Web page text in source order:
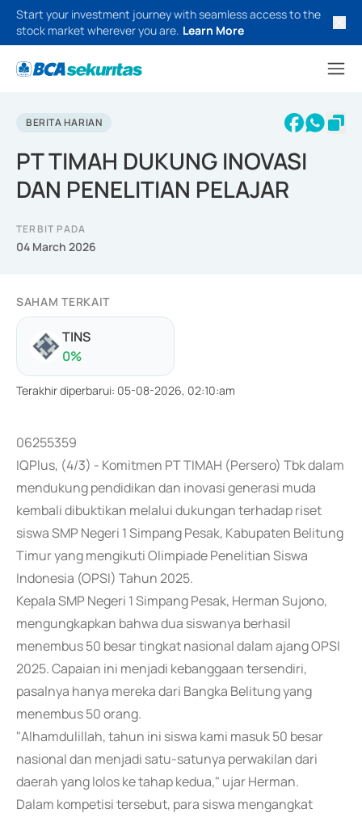
Start your investment journey with seamless access to the
stock market wherever you are. Learn More
BERITA HARIAN
PT TIMAH DUKUNG INOVASI
DAN PENELITIAN PELAJAR
TERBIT PADA
04 March 2026
SAHAM TERKAIT
TINS
0%
Terakhir diperbarui: 05-08-2026, 02:10:am
06255359
IQPlus, (4/3) - Komitmen PT TIMAH (Persero) Tbk dalam
mendukung pendidikan dan inovasi generasi muda
kembali dibuktikan melalui dukungan terhadap riset
siswa SMP Negeri 1 Simpang Pesak, Kabupaten Belitung
Timur yang mengikuti Olimpiade Penelitian Siswa
Indonesia (OPSI) Tahun 2025.
Kepala SMP Negeri 1 Simpang Pesak, Herman Sujono,
mengungkapkan bahwa dua siswanya berhasil
menembus 50 besar tingkat nasional dalam ajang OPSI
2025. Capaian ini menjadi kebanggaan tersendiri,
pasalnya hanya mereka dari Bangka Belitung yang
menembus 50 orang.
"Alhamdulillah, tahun ini siswa kami masuk 50 besar
nasional dan menjadi satu-satunya perwakilan dari
daerah yang lolos ke tahap kedua," ujar Herman.
Dalam kompetisi tersebut, para siswa mengangkat